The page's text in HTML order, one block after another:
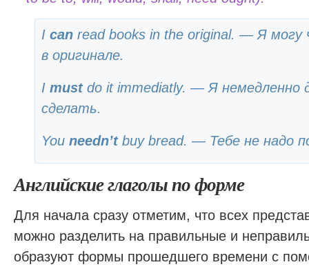
I can read books in the original. — Я могу
в оригинале.
I mustdo it immediatly. — Я немедленно
сделать.
You needn’tbuy bread. — Тебе не надо
Английские глаголы по форме
Для начала сразу отметим, что всех
можно разделить на правильные и
образуют формы прошедшего времени с